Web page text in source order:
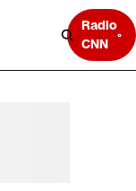
Radio
CNN